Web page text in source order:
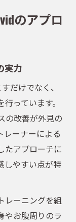
のアプロ
実力
だけでなく、
っています。
の改善が外見の
レーナーによる
たアプローチに
しやすい点が特
レーニングを組
やお腹周りのラ